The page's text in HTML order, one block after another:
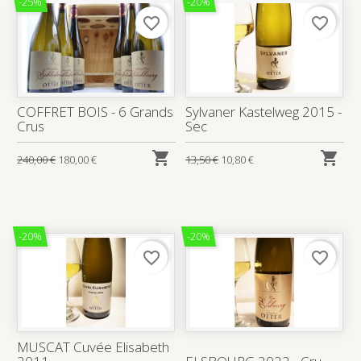
COFFRET BOIS - 6 Grands
Crus
240,00 € 180,00 € 
favorite_border
Sylvaner Kastelweg 2015 -
Sec
13,50 € 10,80 € 
favorite_border
-20%
MUSCAT Cuvée Elisabeth
favorite_border
-20%
favorite_border